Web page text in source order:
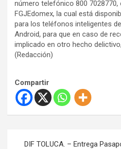
número telefónico 800 7028770,
FGJEdomex, la cual está
para los teléfonos inteligentes
Android, para que en caso de
implicado en otro hecho
(Redacción)
Compartir
DIF TOLUCA. – Entrega